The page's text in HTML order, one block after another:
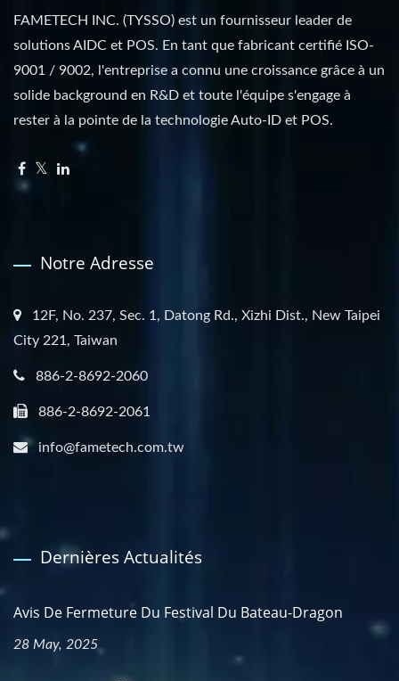
FAMETECH INC. (TYSSO) est un fournisseur leader de
solutions AIDC et POS. En tant que fabricant certifié ISO-
9001 / 9002, l'entreprise a connu une croissance grâce à un
solide background en R&D et toute l'équipe s'engage à
rester à la pointe de la technologie Auto-ID et POS.
Notre Adresse
12F, No. 237, Sec. 1, Datong Rd., Xizhi Dist., New Taipei
City 221, Taiwan
886-2-8692-2060
886-2-8692-2061
info@fametech.com.tw
Dernières Actualités
Avis De Fermeture Du Festival Du Bateau-Dragon
28 May, 2025